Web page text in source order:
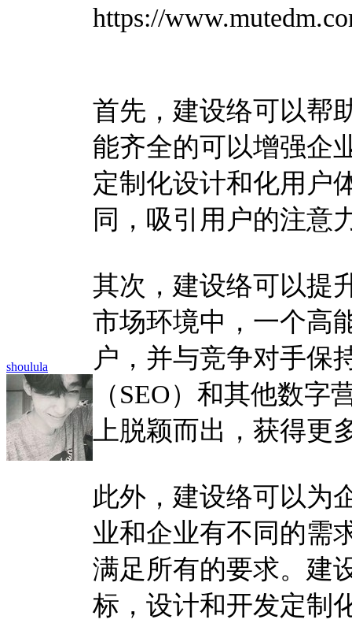
shoulula
https://
首先，建设络可以帮
能齐全的可以增强企
定制化设计和化用户
同，吸引用户的注意
其次，建设络可以提
市场环境中，一个高
户，并与竞争对手保
（SEO）和其他数
上脱颖而出，获得更
此外，建设络可以为
业和企业有不同的需
满足所有的要求。建
标，设计和开发定制